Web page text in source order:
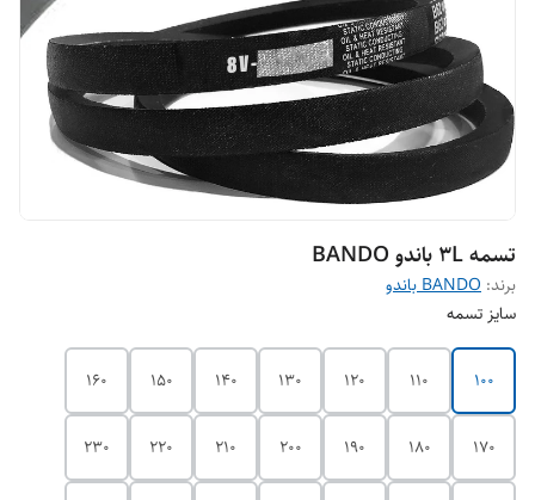
تسمه 3L باندو BANDO
برند: BANDO باندو
سایز تسمه
100
110
120
130
140
150
160
170
180
190
200
210
220
230